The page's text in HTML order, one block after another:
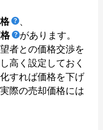
、
があります。
者との価格交渉を
高く設定しておく
すれば価格を下げ
際の売却価格には